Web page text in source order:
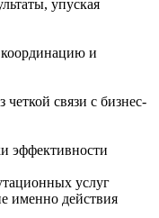
упуская
и
четкой связи с бизнес-
эффективности
услуг
именно действия